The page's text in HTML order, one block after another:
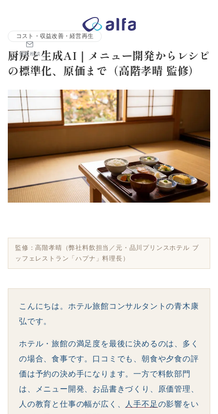
無料相談
株式会社アルファコンサルティング｜ホテル・旅館・観光業の事
コスト・収益改善・経営再生
厨房と生成AI｜メニュー開発からレシピ
の標準化、原価まで（高階孝晴 監修）
監修：高階孝晴（弊社料飲担当／元・品川プリンスホテル ブ
ッフェレストラン「ハプナ」料理長）
こんにちは。ホテル旅館コンサルタントの青木康
弘です。
ホテル・旅館の満足度を最後に決めるのは、多く
の場合、食事です。口コミでも、朝食や夕食の評
価は予約の決め手になります。一方で料飲部門
は、メニュー開発、お品書きづくり、原価管理、
人の教育と仕事の幅が広く、
人手不足の影響をい